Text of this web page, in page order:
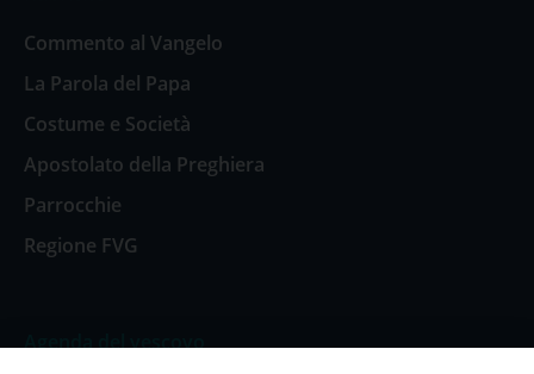
Commento al Vangelo
La Parola del Papa
Costume e Società
Apostolato della Preghiera
Parrocchie
Regione FVG
Agenda del vescovo